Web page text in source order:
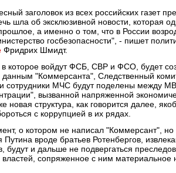
заголовок из всех российских газет
шла об эксклюзивной новости, которая
а именно о том, что в России
госбезопасности", - пишет
Фридрих Шмидт.
которое войдут ФСБ, СВР и ФСО, будет
"Коммерсанта", Следственный
сотрудники МЧС будут поделены между
вызванной напряженной
новая структура, как говорится далее,
с коррупцией в их рядах.
о котором не написал "Коммерсант", но
Путина вроде братьев Ротенбергов,
будут и дальше не подвергаться
властей, сопряженное с ним материальное